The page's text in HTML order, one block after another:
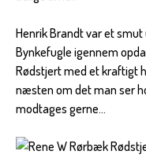
Henrik Brandt var et
Bynkefugle igennem
Rødstjert med et kraftigt
næsten om det man ser
modtages gerne...